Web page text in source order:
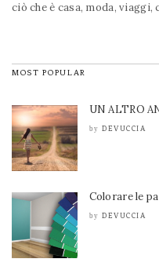
ciò che è casa, moda,
MOST POPULAR
UN ALTRO
by DEVUCCIA
Colorare le
by DEVUCCIA